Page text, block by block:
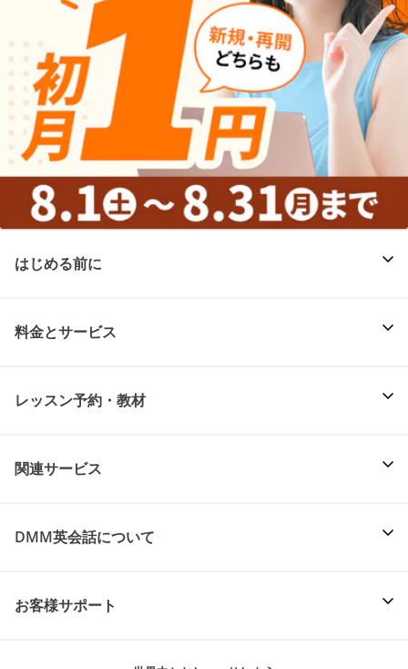
はじめる前に
料金とサービス
レッスン予約・教材
関連サービス
DMM英会話について
お客様サポート